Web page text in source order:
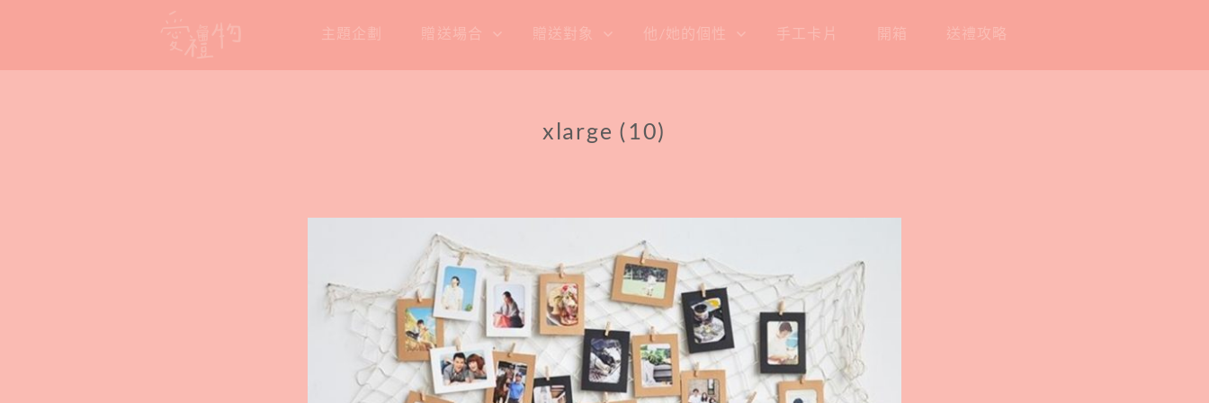
content
主題企劃 贈送場合 贈送對象 他/她的個性 手工卡片 開箱 送禮攻略
xlarge (10)